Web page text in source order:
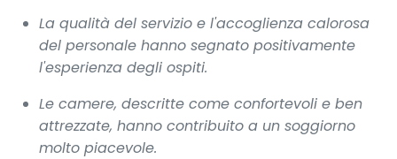
La qualità del servizio e l'accoglienza calorosa
del personale hanno segnato positivamente
l'esperienza degli ospiti.
Le camere, descritte come confortevoli e ben
attrezzate, hanno contribuito a un soggiorno
molto piacevole.